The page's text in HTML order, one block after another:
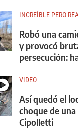
INCREÍBLE PERO
Robó una
y provocó
persecución:
VIDEO
Así quedó el
choque de
Cipolletti